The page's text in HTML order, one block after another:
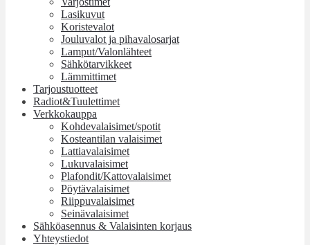
Lasikuvut
Koristevalot
Jouluvalot ja pihavalosarjat
Lamput/Valonlähteet
Sähkötarvikkeet
Lämmittimet
Tarjoustuotteet
Radiot&Tuulettimet
Verkkokauppa
Kohdevalaisimet/spotit
Kosteantilan valaisimet
Lattiavalaisimet
Lukuvalaisimet
Plafondit/Kattovalaisimet
Pöytävalaisimet
Riippuvalaisimet
Seinävalaisimet
Sähköasennus & Valaisinten korjaus
Yhteystiedot